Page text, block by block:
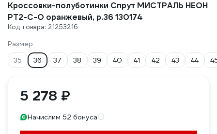
Кроссовки-полуботинки Спрут МИСТРАЛЬ НЕОН
PT2-C-O оранжевый, р.36 130174
Код товара: 21253216
Размер
35
36 37 38 39 40 41 42 43 44
5 278 ₽
Начислим 52 бонуса